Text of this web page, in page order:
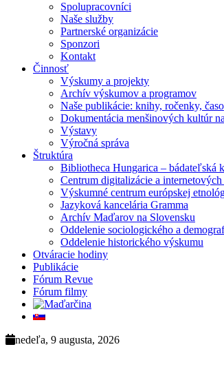
Spolupracovníci
Naše služby
Partnerské organizácie
Sponzori
Kontakt
Činnosť
Výskumy a projekty
Archív výskumov a programov
Naše publikácie: knihy, ročenky,
Dokumentácia menšinových kultúr
Výstavy
Výročná správa
Štruktúra
Bibliotheca Hungarica – bádateľská
Centrum digitalizácie a internetových
Výskumné centrum európskej
Jazyková kancelária Gramma
Archív Maďarov na Slovensku
Oddelenie sociologického a
Oddelenie historického výskumu
Otváracie hodiny
Publikácie
Fórum Revue
Fórum filmy
nedeľa, 9 augusta, 2026